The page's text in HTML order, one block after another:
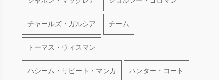
チャールズ・ガルシア チーム
トーマス・ウィスマン
ハシーム・サビート・マンカ ハンター・コート